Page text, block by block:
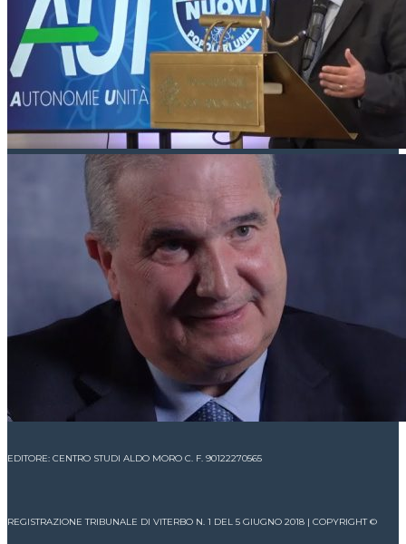
EDITORE: CENTRO STUDI ALDO MORO C. F. 90122270565
REGISTRAZIONE TRIBUNALE DI VITERBO N. 1 DEL 5 GIUGNO 2018 | COPYRIGHT ©